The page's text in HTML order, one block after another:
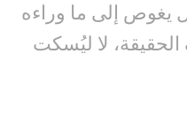
يغوص إلى ما وراءه
لا ليُسكت